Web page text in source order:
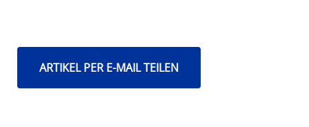
ARTIKEL PER E-MAIL TEILEN